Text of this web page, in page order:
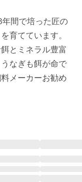
間で培った匠の
育てています。
とミネラル豊富
なぎも餌が命で
メーカーお勧め